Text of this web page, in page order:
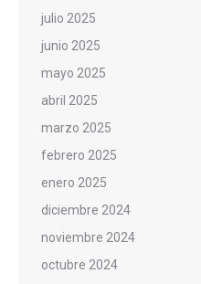
julio 2025
junio 2025
mayo 2025
abril 2025
marzo 2025
febrero 2025
enero 2025
diciembre 2024
noviembre 2024
octubre 2024